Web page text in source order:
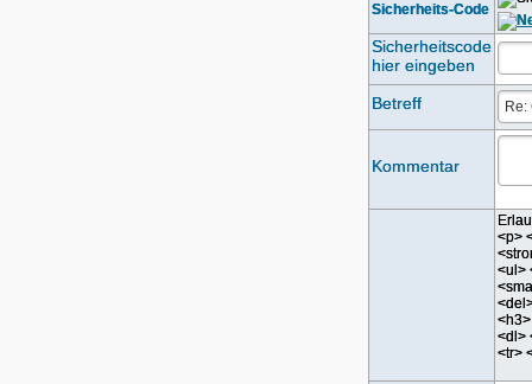
Sicherheits-Code
Sicherheitscode
hier eingeben
Betreff
Kommentar
<p>
<ul>
<dl>
<tr>